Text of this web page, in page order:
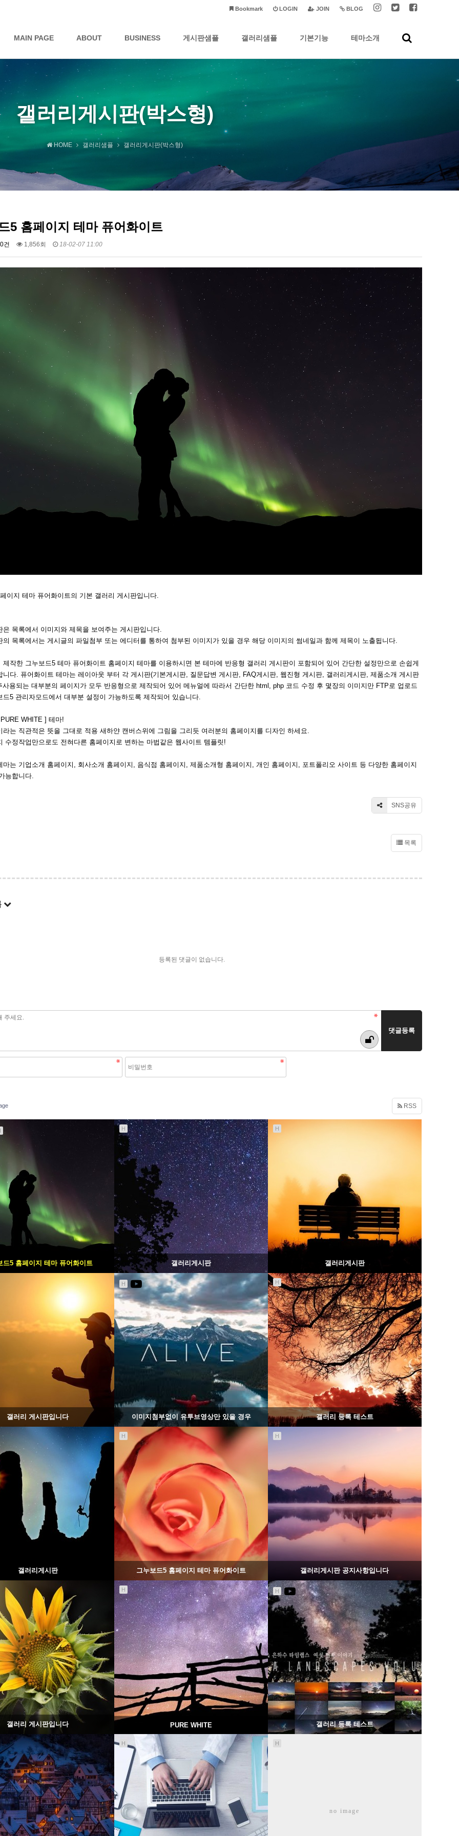
BLOG
JOIN
LOGIN
Bookmark
MAIN PAGE ABOUT BUSINESS 게시판샘플 갤러리샘플 기본기능 테마소개
갤러리게시판(박스형)
HOME 갤러리샘플 갤러리게시판(박스형)
5 홈페이지 테마 퓨어화이트
건 1,856회 18-02-07 11:00
이지 테마 퓨어화이트의 기본 갤러리 게시판입니다.
은 목록에서 이미지와 제목을 보여주는 게시판입니다.
의 목록에서는 게시글의 파일첨부 또는 에디터를 통하여 첨부된 이미지가 있을 경우 해당 이미지의 썸네일과 함께 제목이 노출됩니다.
제작한 그누보드5 테마 퓨어화이트 홈페이지 테마를 이용하시면 본 테마에 반응형 갤러리 게시판이 포함되어 있어 간단한 설정만으로 손쉽게
니다. 퓨어화이트 테마는 레이아웃 부터 각 게시판(기본게시판, 질문답변 게시판, FAQ게시판, 웹진형 게시판, 갤러리게시판, 제품소개 게시판
사용되는 대부분의 페이지가 모두 반응형으로 제작되어 있어 메뉴얼에 따라서 간단한 html, php 코드 수정 후 몇장의 이미지만 FTP로 업로드
드5 관리자모드에서 대부분 설정이 가능하도록 제작되어 있습니다.
WHITE ] 테마!
라는 직관적은 뜻을 그대로 적용 새하얀 캔버스위에 그림을 그리듯 여러분의 홈페이지를 디자인 하세요.
수정작업만으로도 전혀다른 홈페이지로 변하는 마법같은 웹사이트 템플릿!
마는 기업소개 홈페이지, 회사소개 홈페이지, 음식점 홈페이지, 제품소개형 홈페이지, 개인 홈페이지, 포트폴리오 사이트 등 다양한 홈페이지
능합니다.
SNS공유
목록
등록된 댓글이 없습니다.
RSS
드5 홈페이지 테마 퓨어화이트
H
1606
02-06
웹사이팅
갤러리게시판
H
1470
02-06
웹사이팅
갤러리게시판
02-07
웹사이팅
갤러리 게시판입니다
H
1557
02-06
웹사이팅
이미지첨부없이 유투브영상만 있을 경우
H
1219
02-07
웹사이팅
갤러리 등록 테스트
1774
02-07
웹사이팅
갤러리게시판
H
1429
02-07
웹사이팅
그누보드5 홈페이지 테마 퓨어화이트
H
1356
02-06
웹사이팅
갤러리게시판 공지사항입니다
1199
02-07
웹사이팅
갤러리 게시판입니다
H
1026
02-06
웹사이팅
PURE WHITE
H
웹사이팅
갤러리 등록 테스트
H H
no image